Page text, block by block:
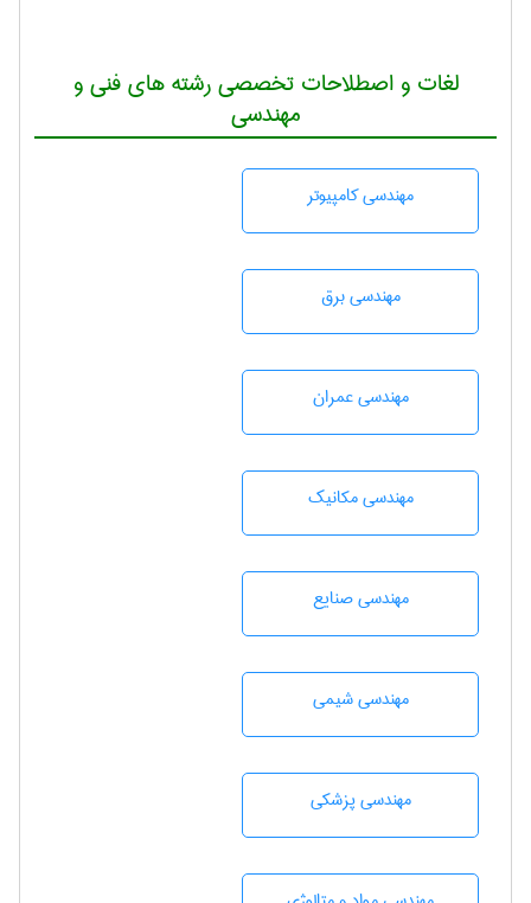
لغات و اصطلاحات تخصصی رشته های فنی و
مهندسی
مهندسی كامپيوتر
مهندسی برق
مهندسی عمران
مهندسی مکانیک
مهندسی صنايع
مهندسي شيمی
مهندسی پزشکی